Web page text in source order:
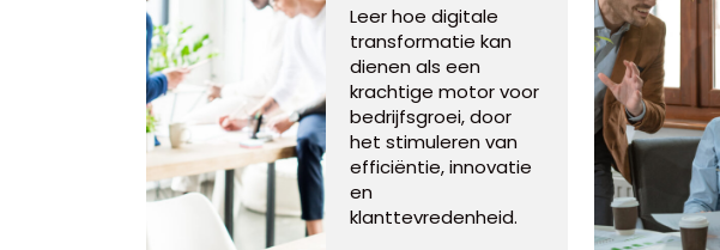
Leer hoe digitale
transformatie kan
dienen als een
krachtige motor voor
bedrijfsgroei, door
het stimuleren van
efficiëntie, innovatie
en
klanttevredenheid.